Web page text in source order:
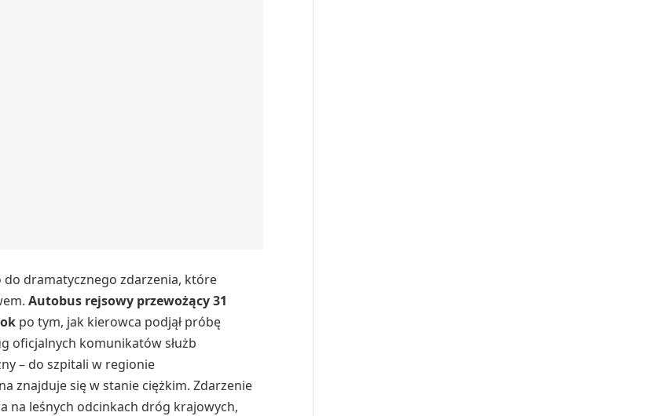
dramatycznego zdarzenia, które
Autobus rejsowy przewożący 31
po tym, jak kierowca podjął próbę
oficjalnych komunikatów służb
– do szpitali w regionie
znajduje się w stanie ciężkim. Zdarzenie
na leśnych odcinkach dróg krajowych,